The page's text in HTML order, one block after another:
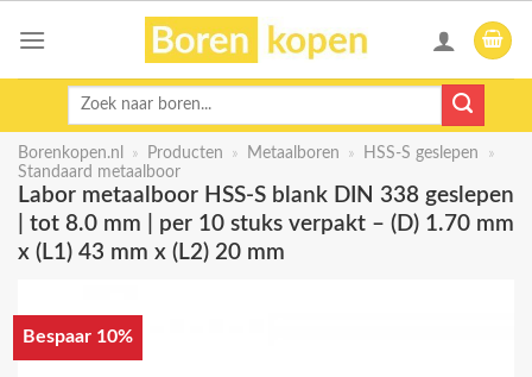
Zoeken
Borenkopen.nl » Producten » Metaalboren » HSS-S geslepen
»
Standaard metaalboor
Labor metaalboor HSS-S blank DIN 338 geslepen
| tot 8.0 mm | per 10 stuks verpakt – (D) 1.70 mm
x (L1) 43 mm x (L2) 20 mm
Bespaar 10%